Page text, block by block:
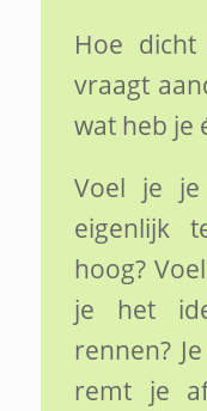
Hoe
vraagt
wat heb je
Voel je je
eigenlijk
hoog?
je het
rennen?
remt je